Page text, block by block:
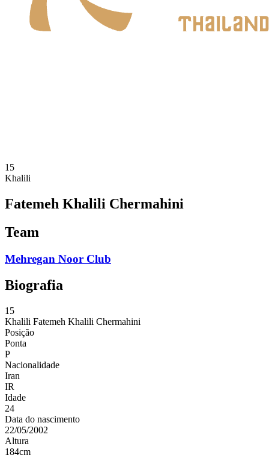
15
Khalili
Fatemeh Khalili Chermahini
Team
Mehregan Noor Club
Biografia
15
Khalili Fatemeh Khalili Chermahini
Posição
Ponta
P
Nacionalidade
Iran
IR
Idade
24
Data do nascimento
22/05/2002
Altura
184cm